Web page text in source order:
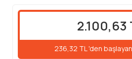
2.100,63
236,32 TL 'den